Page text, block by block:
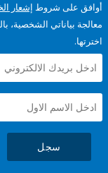
شروطإشعار الخصوصية
الشخصية، بالقدر